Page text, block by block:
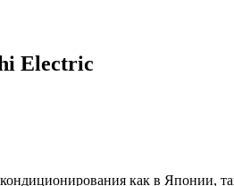
Electric
как в Японии,